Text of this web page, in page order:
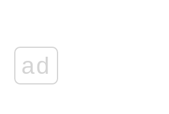
ad